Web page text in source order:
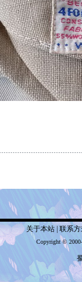
关于本站 联系
Copyright ©